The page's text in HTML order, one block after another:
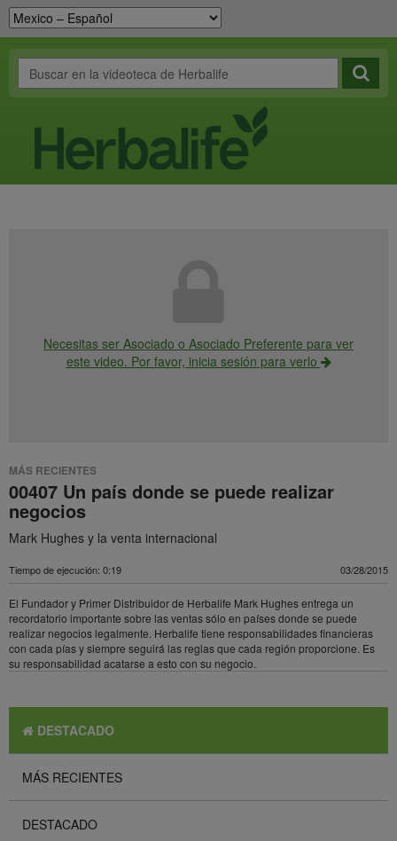
Necesitas ser Asociado o Asociado Preferente para ver
este video. Por favor, inicia sesión para verlo
MÁS RECIENTES
00407 Un país donde se puede realizar
negocios
Mark Hughes y la venta internacional
Tiempo de ejecución: 0:19 03/28/2015
El Fundador y Primer Distribuidor de Herbalife Mark Hughes entrega un
recordatorio importante sobre las ventas sólo en países donde se puede
realizar negocios legalmente. Herbalife tiene responsabilidades financieras
con cada pías y siempre seguirá las reglas que cada región proporcione. Es
su responsabilidad acatarse a esto con su negocio.
DESTACADO
MÁS RECIENTES
DESTACADO